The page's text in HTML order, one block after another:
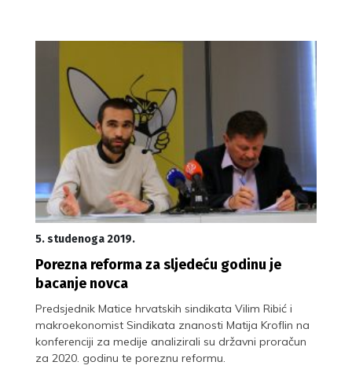
5. studenoga 2019.
Porezna reforma za sljedeću godinu je
bacanje novca
Predsjednik Matice hrvatskih sindikata Vilim Ribić i
makroekonomist Sindikata znanosti Matija Kroflin na
konferenciji za medije analizirali su državni proračun
za 2020. godinu te poreznu reformu.